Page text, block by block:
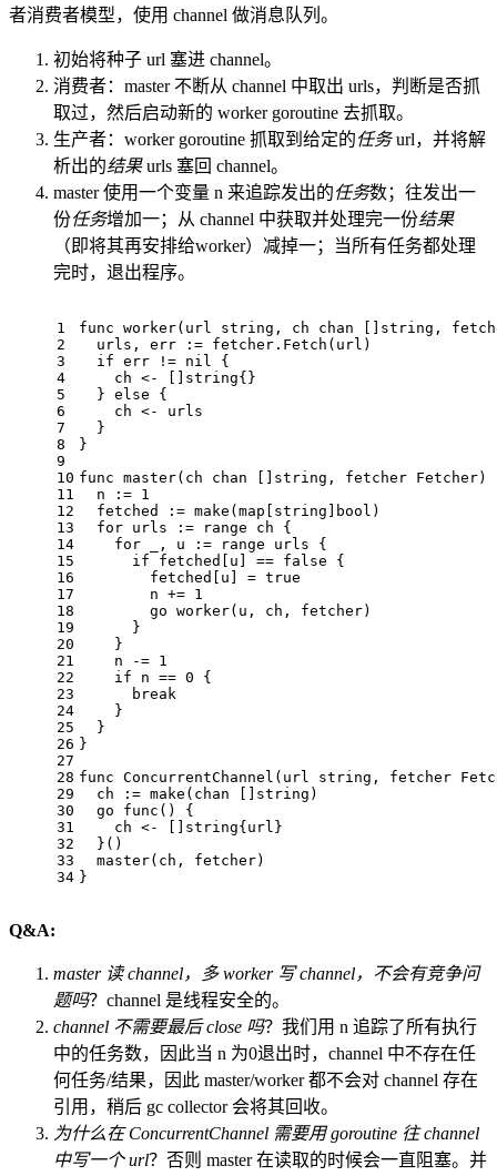
者消费者模型，使用 channel 做消息队列。
初始将种子 url 塞进 channel。
消费者：master 不断从 channel 中取出 urls，判断是否抓
取过，然后启动新的 worker goroutine 去抓取。
生产者：worker goroutine 抓取到给定的任务url，并将解
析出的结果urls 塞回 channel。
master 使用一个变量 n 来追踪发出的任务数；往发出一
份任务增加一；从 channel 中获取并处理完一份结果
（即将其再安排给worker）减掉一；当所有任务都处理
完时，退出程序。
1
2
3
4
5
6
7
8
9
10
11
12
13
14
15
16
17
18
19
20
21
22
23
24
25
26
27
28
29
30
31
32
33
34
func worker(url string , ch chan string ,
  urls, err := fetcher.Fetch(url)
if err != nil {
    ch <- []
string{}
  }
else {
    ch <- urls
  }
}
func master(ch chan string , fetcher Fetcher)
  n :=
1
  fetched :=
make ( map string bool )
for urls := range ch {
for _, u := range urls {
if fetched[u] == false {
        fetched[u] =
true
        n +=
1
go worker(u, ch, fetcher)
      }
    }
    n -=
1
if n == 0 {
break
    }
  }
}
func ConcurrentChannel (url string , fetcher
  ch :=
make ( chan string )
go
func ()
{
    ch <- []
string{url}
  }()
  master(ch, fetcher)
}
Q&A:
master 读 channel，多 worker 写 channel，不会有竞争问
题吗？channel 是线程安全的。
channel 不需要最后 close 吗？我们用 n 追踪了所有执行
中的任务数，因此当 n 为0退出时，channel 中不存在任
何任务/结果，因此 master/worker 都不会对 channel 存在
引用，稍后 gc collector 会将其回收。
为什么在 ConcurrentChannel 需要用 goroutine 往 channel
中写一个 url？否则 master 在读取的时候会一直阻塞。并